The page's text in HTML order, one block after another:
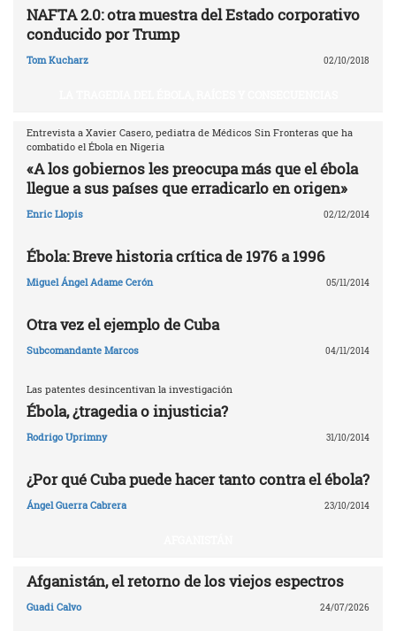
NAFTA 2.0: otra muestra del Estado corporativo
conducido por Trump
Tom Kucharz 02/10/2018
Entrevista a Xavier Casero, pediatra de Médicos Sin Fronteras que ha
combatido el Ébola en Nigeria
«A los gobiernos les preocupa más que el ébola
llegue a sus países que erradicarlo en origen»
Enric Llopis 02/12/2014
Ébola: Breve historia crítica de 1976 a 1996
Miguel Ángel Adame Cerón 05/11/2014
Otra vez el ejemplo de Cuba
Subcomandante Marcos 04/11/2014
Las patentes desincentivan la investigación
Ébola, ¿tragedia o injusticia?
Rodrigo Uprimny 31/10/2014
¿Por qué Cuba puede hacer tanto contra el ébola?
Ángel Guerra Cabrera 23/10/2014
Afganistán, el retorno de los viejos espectros
Guadi Calvo 24/07/2026